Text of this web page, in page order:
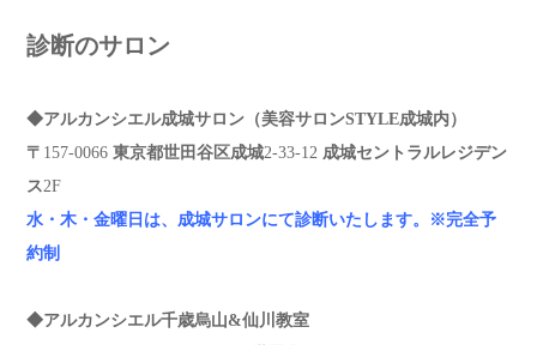
診断のサロン
◆アルカンシエル成城サロン（美容サロンSTYLE成城内）
〒 157-0066 東京都世田谷区成城2-33-12 成城セントラルレジデン
ス2F
水・木・金曜日は、成城サロンにて診断いたします。
※完全予
約制
◆アルカンシエル千歳烏山&仙川教室